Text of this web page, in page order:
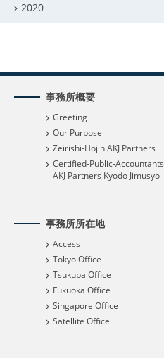
2020
事務所概要
Greeting
Our Purpose
Zeirishi-Hojin AKJ Partners
Certified-Public-Accountants
AKJ Partners Kyodo Jimusyo
事務所所在地
Access
Tokyo Office
Tsukuba Office
Fukuoka Office
Singapore Office
Satellite Office